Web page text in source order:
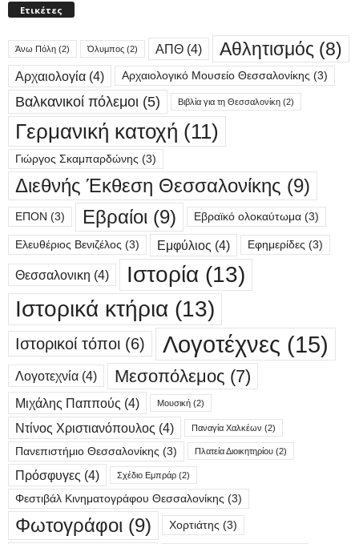
Ετικέτες
Άνω Πόλη (2) Όλυμπος (2) ΑΠΘ (4) Αθλητισμός (8)
Αρχαιολογία (4) Αρχαιολογικό Μουσείο Θεσσαλονίκης (3)
Βαλκανικοί πόλεμοι (5) Βιβλία για τη Θεσσαλονίκη (2)
Γερμανική κατοχή (11)
Γιώργος Σκαμπαρδώνης (3)
Διεθνής Έκθεση Θεσσαλονίκης (9)
ΕΠΟΝ (3) Εβραίοι (9) Εβραϊκό ολοκαύτωμα (3)
Ελευθέριος Βενιζέλος (3) Εμφύλιος (4) Εφημερίδες (3)
Θεσσαλονικη (4) Ιστορία (13)
Ιστορικά κτήρια (13)
Ιστορικοί τόποι (6) Λογοτέχνες (15)
Λογοτεχνία (4) Μεσοπόλεμος (7)
Μιχάλης Παππούς (4) Μουσική (2)
Ντίνος Χριστιανόπουλος (4) Παναγία Χαλκέων (2)
Πανεπιστήμιο Θεσσαλονίκης (3) Πλατεία Διοικητηρίου (2)
Πρόσφυγες (4) Σχέδιο Εμπράρ (2)
Φεστιβάλ Κινηματογράφου Θεσσαλονίκης (3)
Φωτογράφοι (9) Χορτιάτης (3)